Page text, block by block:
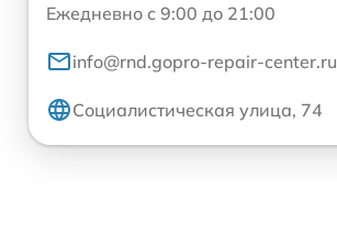
Ежедневно с 9:00 до 21:00
info@rnd.gopro-repair-center.ru
Социалистическая улица, 74